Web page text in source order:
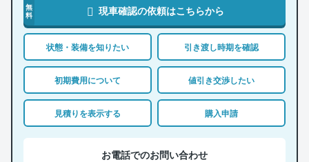
無
料
現車確認の依頼はこちらから
状態・装備を知りたい 引き渡し時期を確認
初期費用について 値引き交渉したい
見積りを表示する 購入申請
お電話でのお問い合わせ